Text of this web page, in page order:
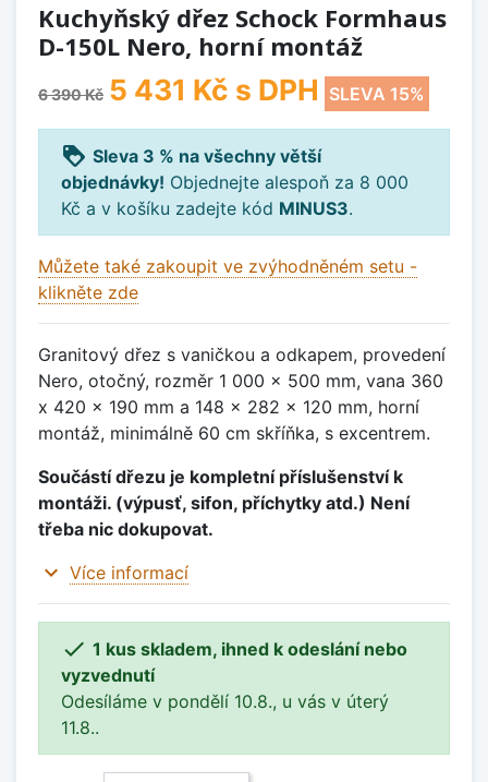
Kuchyňský dřez Schock Formhaus
D-150L Nero, horní montáž
6 390 Kč 5 431 Kč s DPH SLEVA 15%
loyalty Sleva 3 % na všechny větší
objednávky! Objednejte alespoň za 8 000
Kč a v košíku zadejte kód MINUS3.
Můžete také zakoupit ve zvýhodněném setu -
klikněte zde
Granitový dřez s vaničkou a odkapem, provedení
Nero, otočný, rozměr 1 000 x 500 mm, vana 360
x 420 x 190 mm a 148 x 282 x 120 mm, horní
montáž, minimálně 60 cm skříňka, s excentrem.
Součástí dřezu je kompletní příslušenství k
montáži. (výpusť, sifon, příchytky atd.) Není
třeba nic dokupovat.
expand_more Více informací
 1 kus skladem, ihned k odeslání nebo
vyzvednutí
Odesíláme v pondělí 10.8., u vás v úterý
11.8..